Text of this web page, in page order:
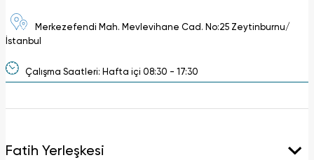
Merkezefendi Mah. Mevlevihane Cad. No:25 Zeytinburnu/
İstanbul
Çalışma Saatleri: Hafta içi 08:30 - 17:30
Fatih Yerleşkesi